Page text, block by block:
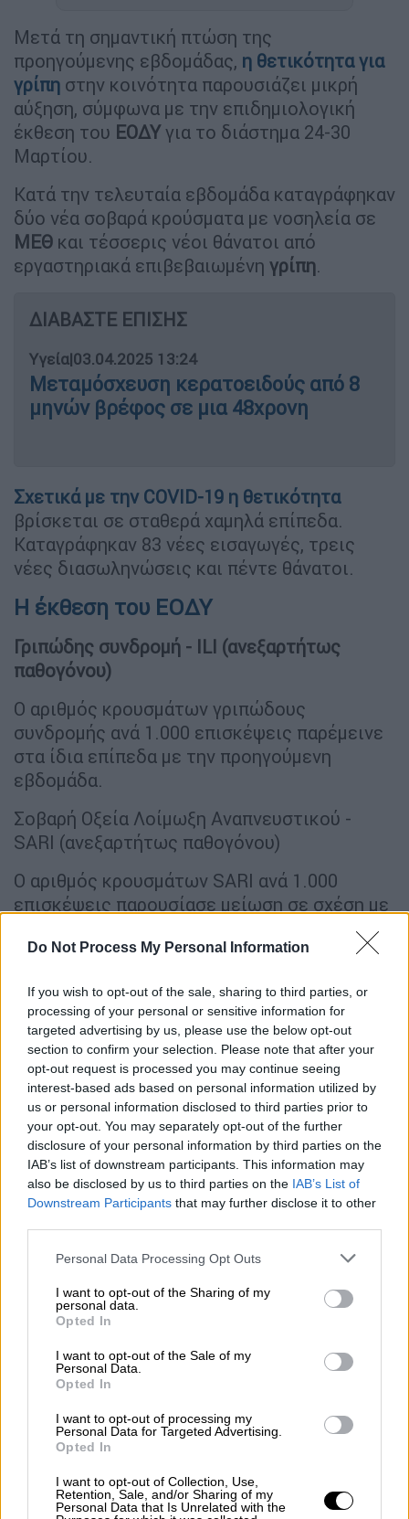
Do Not Process My Personal Information
If you wish to opt-out of the sale, sharing to third parties, or
processing of your personal or sensitive information for
targeted advertising by us, please use the below opt-out
section to confirm your selection. Please note that after your
opt-out request is processed you may continue seeing
interest-based ads based on personal information utilized by
us or personal information disclosed to third parties prior to
your opt-out. You may separately opt-out of the further
disclosure of your personal information by third parties on the
IAB’s list of downstream participants. This information may
also be disclosed by us to third parties on the IAB’s List of
Downstream Participants that may further disclose it to other
Please note that this website/app uses one or more Google
not limited to your visit or usage behaviour. You may click to
grant or deny consent to Google and its third-party tags to
use your data for below specified purposes in below Google
consent section.
Personal Data Processing Opt Outs
I want to opt-out of the Sharing of my
personal data.
Opted In
I want to opt-out of the Sale of my
Personal Data.
Opted In
I want to opt-out of processing my
Personal Data for Targeted Advertising.
Opted In
I want to opt-out of Collection, Use,
Retention, Sale, and/or Sharing of my
Personal Data that Is Unrelated with the
Μετά τη σημαντική πτώση της
προηγούμενης εβδομάδας, η θετικότητα για
γρίπη στην κοινότητα παρουσιάζει μικρή
αύξηση, σύμφωνα με την επιδημιολογική
έκθεση του ΕΟΔΥγια το διάστημα 24-30
Μαρτίου.
Κατά την τελευταία εβδομάδα καταγράφηκαν
δύο νέα σοβαρά κρούσματα με νοσηλεία σε
ΜΕΘ και τέσσερις νέοι θάνατοι από
εργαστηριακά επιβεβαιωμένη γρίπη.
ΔΙΑΒΑΣΤΕ ΕΠΙΣΗΣ
Υγεία|03.04.2025 13:24
Μεταμόσχευση κερατοειδούς από 8
μηνών βρέφος σε μια 48χρονη
Σχετικά με την COVID-19 η θετικότητα
βρίσκεται σε σταθερά χαμηλά επίπεδα.
Καταγράφηκαν 83 νέες εισαγωγές, τρεις
νέες διασωληνώσεις και πέντε θάνατοι.
Η έκθεση του ΕΟΔΥ
Γριπώδης συνδρομή - ILI (ανεξαρτήτως
παθογόνου)
Ο αριθμός κρουσμάτων γριπώδους
συνδρομής ανά 1.000 επισκέψεις παρέμεινε
στα ίδια επίπεδα με την προηγούμενη
εβδομάδα.
Σοβαρή Οξεία Λοίμωξη Αναπνευστικού -
SARI (ανεξαρτήτως παθογόνου)
Ο αριθμός κρουσμάτων SARI ανά 1.000
επισκέψεις παρουσίασε μείωση σε σχέση με
Η θετικότητα στο σύνολο των ελεγχθέντων
δειγμάτων βρίσκεται σε σταθερά χαμηλά
επίπεδα.
Καταγράφηκαν 83 νέες εισαγωγές. Ο μέσος
εβδομαδιαίος αριθμός των νέων εισαγωγών
κατά τις προηγούμενες τέσσερις εβδομάδες
ήταν 106.
Καταγράφηκαν τρεις νέες διασωληνώσεις. Ο
μέσος εβδομαδιαίος αριθμός των νέων
τέσσερις εβδομάδες ήταν δύο.
Ο αριθμός των ασθενών με λοίμωξη COVID-
19 που νοσηλεύονται διασωληνωμένοι είναι
επτά.
Καταγράφηκαν πέντε νέοι θάνατοι. Ο μέσος
εβδομαδιαίος αριθμός των θανάτων κατά τις
προηγούμενες τέσσερις εβδομάδες ήταν
Από την αρχή του 2024 έως και 30 Μαρτίου,